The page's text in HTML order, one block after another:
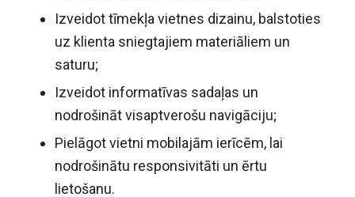
Izveidot tīmekļa vietnes dizainu, balstoties
uz klienta sniegtajiem materiāliem un
saturu;
Izveidot informatīvas sadaļas un
nodrošināt visaptverošu navigāciju;
Pielāgot vietni mobilajām ierīcēm, lai
nodrošinātu responsivitāti un ērtu
lietošanu.